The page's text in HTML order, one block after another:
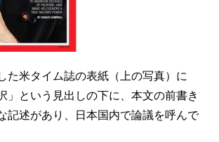
た米タイム誌の表紙（上の写真）に
」という見出しの下に、本文の前書き
記述があり、日本国内で論議を呼んで